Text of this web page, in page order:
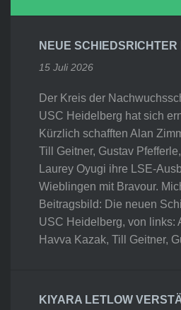
NEUE
15 Juli 2026
Der Kreis der
USC Heidelberg hat sich
Kürzlich schafften Alan
Till Geitner, Gustav
Laurey Oyugi ihre LSE-
Wieblingen mit Bravour.
Beitragsbild: Die neuen
USC Heidelberg, von links:
Havva Kazak, Till Geitner,
KIYARA LETLOW